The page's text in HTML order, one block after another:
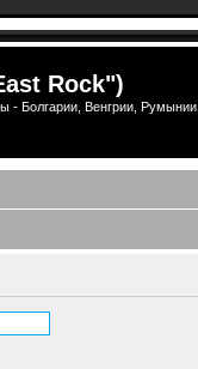
Rock")
- Болгарии, Венгрии, Румынии,